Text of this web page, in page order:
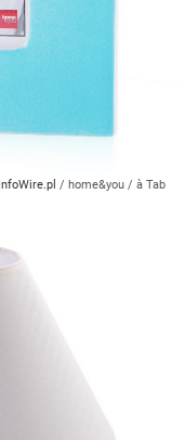
InfoWire.pl / home&you / à Tab